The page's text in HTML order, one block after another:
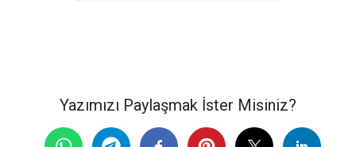
Yazımızı Paylaşmak İster Misiniz?